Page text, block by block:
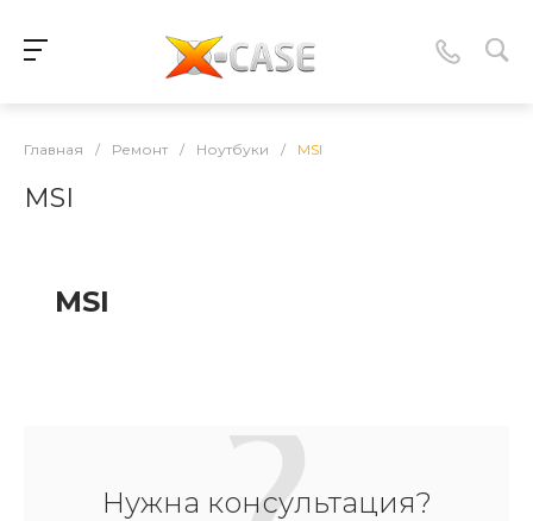
Главная / Ремонт / Ноутбуки / MSI
MSI
MSI
Нужна консультация?